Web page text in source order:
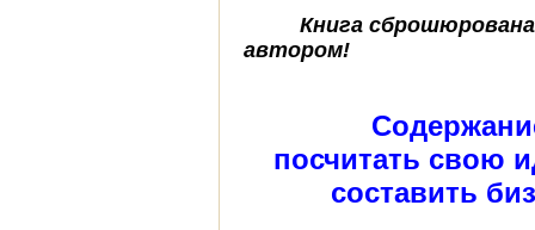
Книга
автором!
посчитать свою
составить